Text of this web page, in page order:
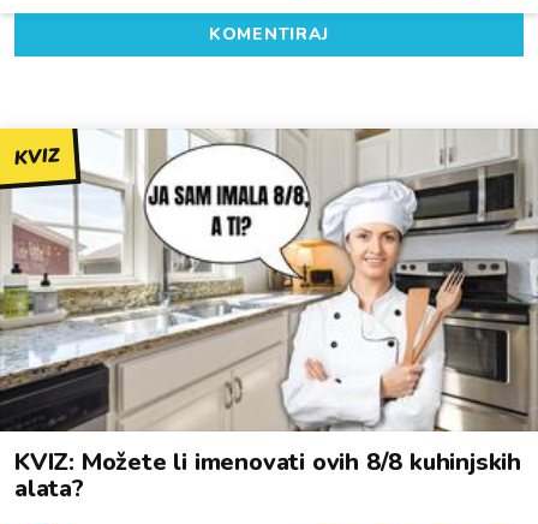
KOMENTIRAJ
KVIZ
KVIZ: Možete li imenovati ovih 8/8 kuhinjskih
alata?